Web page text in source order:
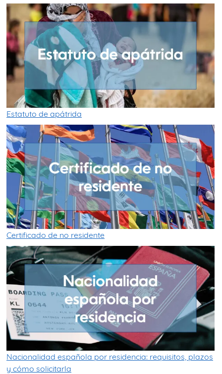
Estatuto de apátrida
Certificado de no residente
Nacionalidad española por residencia: requisitos, plazos
y cómo solicitarla